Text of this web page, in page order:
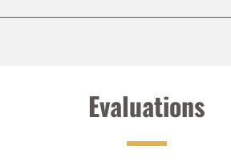
Evaluations